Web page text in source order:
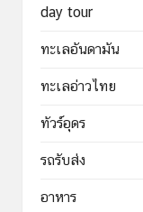
day tour
ทะเลอันดามัน
ทะเลอ่าวไทย
ทัวร์อุดร
รถรับส่ง
อาหาร